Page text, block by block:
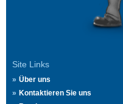
Site Links
Über uns
Kontaktieren Sie uns